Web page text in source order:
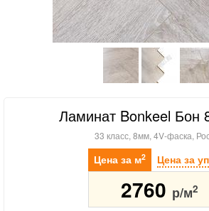
Ламинат Bonkeel Бон
33 класс, 8мм, 4V-фаска,
Цена за м2 Цена за
2760 р/м2